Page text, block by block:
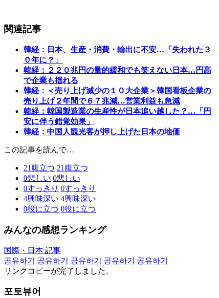
関連記事
韓経：日本、生産・消費・輸出に不安…「失われた３
０年に？」
韓経：２２０兆円の量的緩和でも笑えない日本…円高
で企業も揺れる
韓経：＜売り上げ減少の１０大企業＞韓国看板企業の
売り上げ２年間で６７兆減…営業利益も急減
韓経：韓国製造業の生産性が日本追い越した？…「円
安に伴う錯覚効果」
韓経：中国人観光客が押し上げた日本の地価
この記事を読んで…
21 腹立つ 21 腹立つ
0悲しい 0悲しい
0すっきり 0すっきり
4興味深い 4興味深い
0役に立つ 0役に立つ
みんなの感想ランキング
国際・日本 記事
공유하기
공유하기 공유하기 공유하기
공유하기
リンクコピーが完了しました。
포토뷰어